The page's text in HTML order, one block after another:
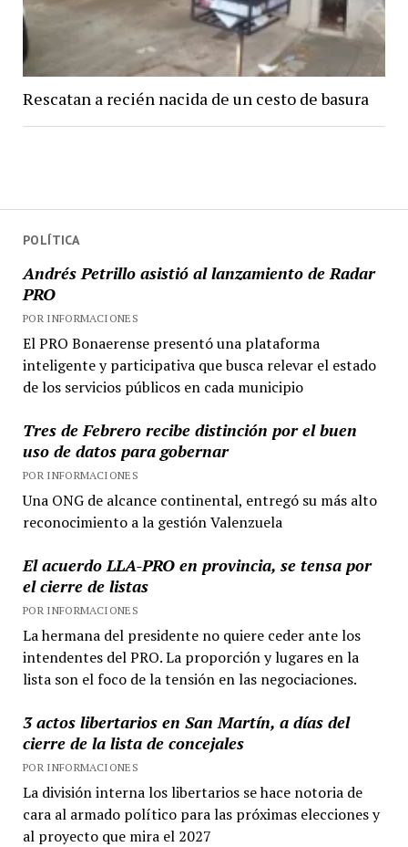
POLÍTICA
Andrés Petrillo asistió al lanzamiento de Radar
PRO
POR INFORMACIONES
El PRO Bonaerense presentó una plataforma
inteligente y participativa que busca relevar el estado
de los servicios públicos en cada municipio
Tres de Febrero recibe distinción por el buen
uso de datos para gobernar
POR INFORMACIONES
Una ONG de alcance continental, entregó su más alto
reconocimiento a la gestión Valenzuela
El acuerdo LLA-PRO en provincia, se tensa por
el cierre de listas
POR INFORMACIONES
La hermana del presidente no quiere ceder ante los
intendentes del PRO. La proporción y lugares en la
lista son el foco de la tensión en las negociaciones.
3 actos libertarios en San Martín, a días del
cierre de la lista de concejales
POR INFORMACIONES
La división interna los libertarios se hace notoria de
cara al armado político para las próximas elecciones y
al proyecto que mira el 2027
Rescatan a recién nacida de un cesto de basura